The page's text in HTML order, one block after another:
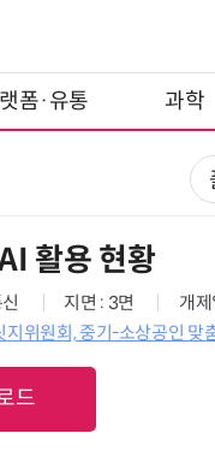
폼·유통 과학
활용 현황
지면 : 3면
개
지위원회, 중기-소상공인 맞
드